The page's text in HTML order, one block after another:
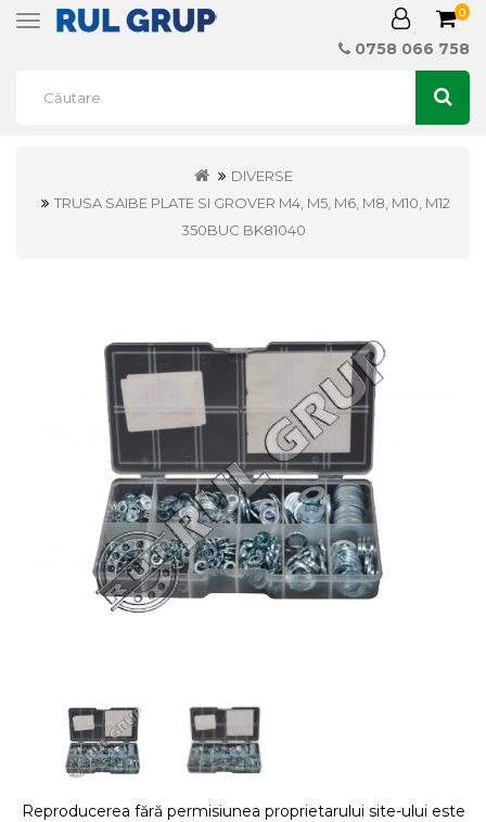
Toggle
0
0758 066 758
DIVERSE
TRUSA SAIBE PLATE SI GROVER M4, M5, M6, M8, M10, M12
350BUC BK81040
Reproducerea fără permisiunea proprietarului site-ului este